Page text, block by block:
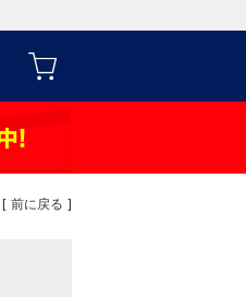
[ 前に戻る ]